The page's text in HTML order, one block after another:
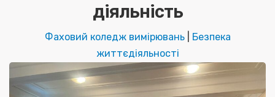
діяльність
Фаховий коледж вимірювань| Безпека
життєдіяльності